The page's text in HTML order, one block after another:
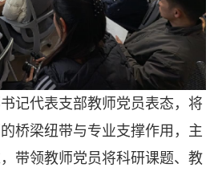
代表支部教师党员表态，将
桥梁纽带与专业支撑作用，主
带领教师党员将科研课题、教